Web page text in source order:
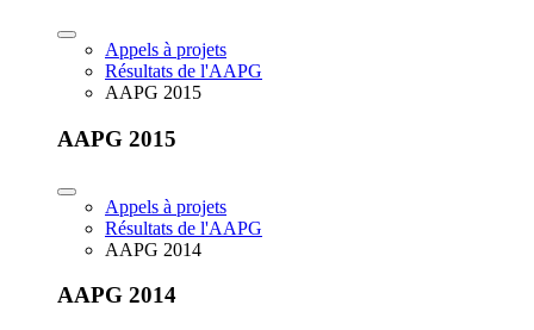
Appels à projets
Résultats de l'AAPG
AAPG 2015
AAPG 2015
Appels à projets
Résultats de l'AAPG
AAPG 2014
AAPG 2014